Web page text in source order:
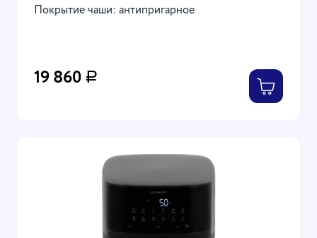
Покрытие чаши: антипригарное
19 860 Р